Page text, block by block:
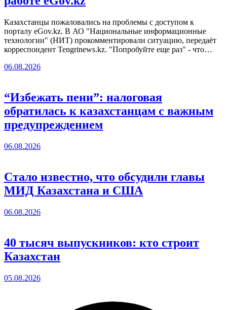
Казахстанцы пожаловались на проблемы с доступом к
порталу eGov.kz. В АО "Национальные информационные
технологии" (НИТ) прокомментировали ситуацию, передаёт
корреспондент Tengrinews.kz. "Попробуйте еще раз" - что…
06.08.2026
“Избежать пени”: налоговая
обратилась к казахстанцам с важным
предупреждением
06.08.2026
Стало известно, что обсудили главы
МИД Казахстана и США
06.08.2026
40 тысяч выпускников: кто строит
Казахстан
05.08.2026